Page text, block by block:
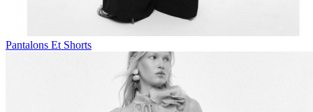
Pantalons Et Shorts